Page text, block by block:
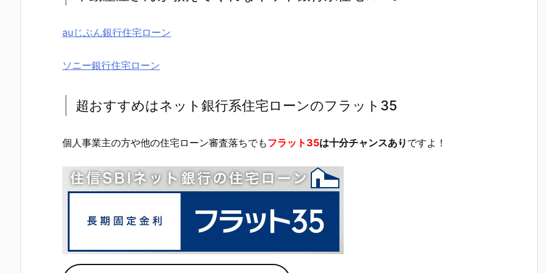
auじぶん銀行住宅ローン
ソニー銀行住宅ローン
超おすすめはネット銀行系住宅ローンのフラット35
個人事業主の方や他の住宅ローン審査落ちでもフラット35は十分チャンスあり ですよ！